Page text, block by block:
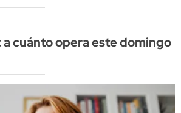
a cuánto opera este domingo